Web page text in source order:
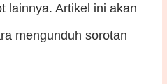
lainnya. Artikel ini akan
mengunduh sorotan